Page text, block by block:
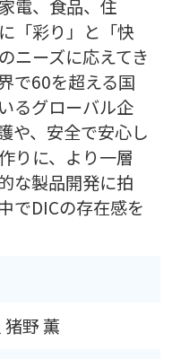
電、食品、住
「彩り」と「快
ニーズに応えてき
で60を超える国
るグローバル企
や、安全で安心し
りに、より一層
な製品開発に拍
でDICの存在感を
野 薫